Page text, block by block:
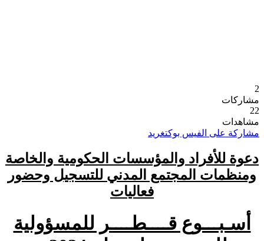
2
مشاركات
22
مشاهدات
مشاركة على الفيس بوكتغريد
دعوة للأفراد والمؤسسات الحكومية والخاصة
ومنظمات المجتمع المدني للتسجيل وحضور
فعاليات
أسـبـــوع قــــطــــر للمسؤولية